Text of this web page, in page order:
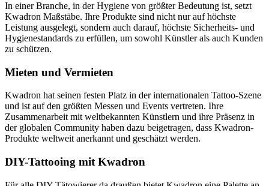
In einer Branche, in der Hygiene von größter Bedeutung ist, setzt
Kwadron Maßstäbe. Ihre Produkte sind nicht nur auf höchste
Leistung ausgelegt, sondern auch darauf, höchste Sicherheits- und
Hygienestandards zu erfüllen, um sowohl Künstler als auch Kunden
zu schützen.
Mieten und Vermieten
Kwadron hat seinen festen Platz in der internationalen Tattoo-Szene
und ist auf den größten Messen und Events vertreten. Ihre
Zusammenarbeit mit weltbekannten Künstlern und ihre Präsenz in
der globalen Community haben dazu beigetragen, dass Kwadron-
Produkte weltweit anerkannt und geschätzt werden.
DIY-Tattooing mit Kwadron